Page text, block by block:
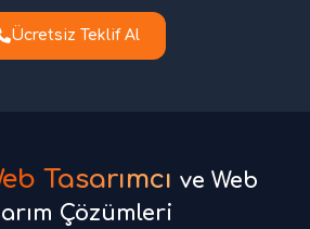
Ücretsiz Teklif Al
Tasarımcı ve Web
Çözümleri